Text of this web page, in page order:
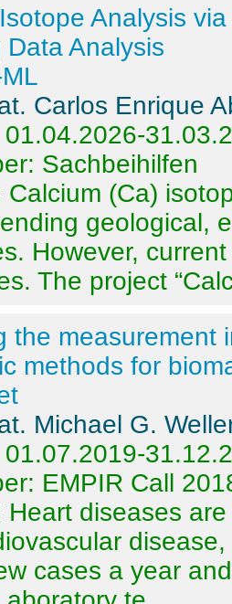
Analysis
Data Analysis
Carlos Enrique
Sachbeihilfen
Calcium (Ca)
geological,
However,
The project
the measurement
methods for
Michael G.
EMPIR Call
Heart diseases
cases a year